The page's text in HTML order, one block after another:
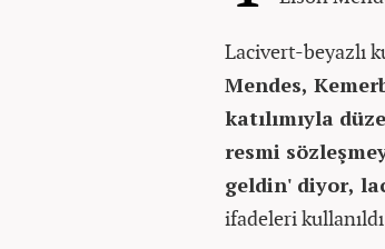
Lacivert-beyazlı
Mendes,
katılımıyla
resmi
geldin' diyor,
ifadeleri